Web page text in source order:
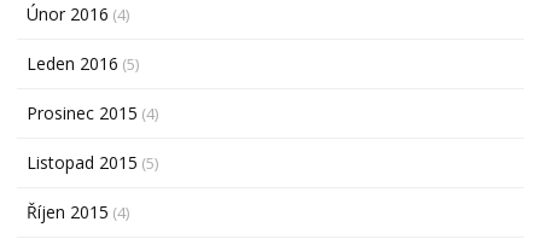
Únor 2016 (4)
Leden 2016 (5)
Prosinec 2015 (4)
Listopad 2015 (5)
Říjen 2015 (4)